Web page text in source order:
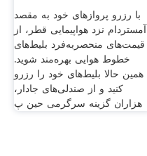
Airways
با رزرو پروازهای خود به مقصد
آمستردام نزد هواپیمایی قطر، از
قیمت‌های منحصر‌به‌فرد بلیط‌های
خطوط هوایی بهره‌مند شوید.
همین حالا بلیط‌های خود را رزرو
کنید و از صندلی‌های جادار،
هزاران گزینه سرگرمی حین پ